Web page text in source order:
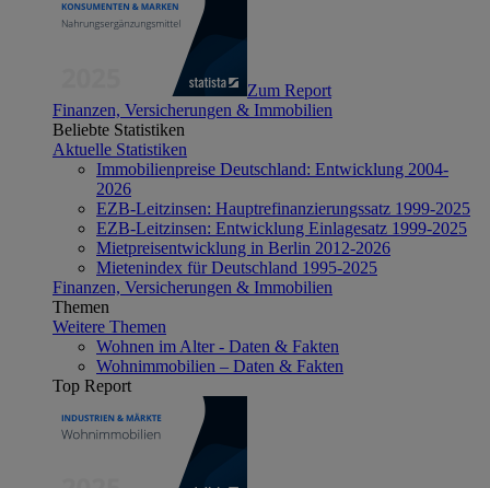
Zum Report
Finanzen, Versicherungen & Immobilien
Beliebte Statistiken
Aktuelle Statistiken
Immobilienpreise Deutschland: Entwicklung 2004-
2026
EZB-Leitzinsen: Hauptrefinanzierungssatz 1999-2025
EZB-Leitzinsen: Entwicklung Einlagesatz 1999-2025
Mietpreisentwicklung in Berlin 2012-2026
Mietenindex für Deutschland 1995-2025
Finanzen, Versicherungen & Immobilien
Themen
Weitere Themen
Wohnen im Alter - Daten & Fakten
Wohnimmobilien – Daten & Fakten
Top Report